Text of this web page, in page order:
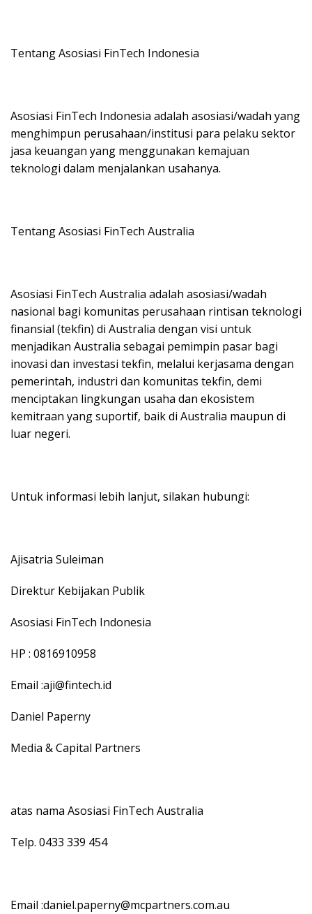
Tentang Asosiasi FinTech Indonesia
Asosiasi FinTech Indonesia adalah asosiasi/wadah yang
menghimpun perusahaan/institusi para pelaku sektor
jasa keuangan yang menggunakan kemajuan
teknologi dalam menjalankan usahanya.
Tentang Asosiasi FinTech Australia
Asosiasi FinTech Australia adalah asosiasi/wadah
nasional bagi komunitas perusahaan rintisan teknologi
finansial (tekfin) di Australia dengan visi untuk
menjadikan Australia sebagai pemimpin pasar bagi
inovasi dan investasi tekfin, melalui kerjasama dengan
pemerintah, industri dan komunitas tekfin, demi
menciptakan lingkungan usaha dan ekosistem
kemitraan yang suportif, baik di Australia maupun di
luar negeri.
Untuk informasi lebih lanjut, silakan hubungi:
Ajisatria Suleiman
Direktur Kebijakan Publik
Asosiasi FinTech Indonesia
HP : 0816910958
Email :aji@fintech.id
Daniel Paperny
Media & Capital Partners
atas nama Asosiasi FinTech Australia
Telp. 0433 339 454
Email :daniel.paperny@mcpartners.com.au